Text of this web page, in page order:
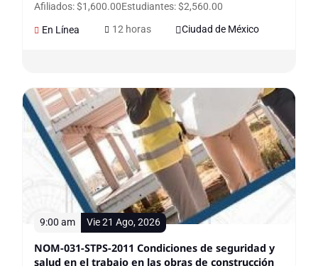
Afiliados: $1,600.00Estudiantes: $2,560.00
En Línea
12 horas Ciudad de México
9:00 am Vie 21 Ago, 2026
NOM-031-STPS-2011 Condiciones de seguridad y
salud en el trabajo en las obras de construcción